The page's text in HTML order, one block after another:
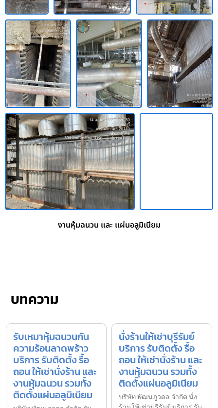
งานหุ้มฉนวน และ แผ่นอลูมิเนียม
บทความ
รับเหมาหุ้มฉนวนกัน
ความร้อนลาดพร้าว
บริการ รับติดตั้ง รื้อ
ถอน ให้เช่านั่งร้าน และ
งานหุ้มฉนวน รวมทั้ง
ติดตั้งแผ่นอลูมิเนียม
นั่งร้านให้เช่าบุรีรัมย์
บริการ รับติดตั้ง รื้อ
ถอน ให้เช่านั่งร้าน และ
งานหุ้มฉนวน รวมทั้ง
ติดตั้งแผ่นอลูมิเนียม
บริษัท พัฒนภูวดล จำกัด นั่ง